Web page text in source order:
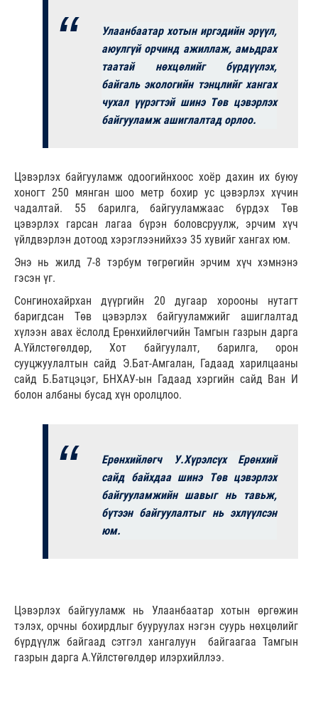
Улаанбаатар хотын иргэдийн эрүүл,
аюулгүй орчинд ажиллаж, амьдрах
таатай нөхцөлийг бүрдүүлэх,
байгаль экологийн тэнцлийг хангах
чухал үүрэгтэй шинэ Төв цэвэрлэх
байгууламж ашиглалтад орлоо.
Цэвэрлэх байгууламж одоогийнхоос хоёр дахин их буюу
хоногт 250 мянган шоо метр бохир ус цэвэрлэх хүчин
чадалтай. 55 барилга, байгууламжаас бүрдэх Төв
цэвэрлэх гарсан лагаа бүрэн боловсруулж, эрчим хүч
үйлдвэрлэн дотоод хэрэглээнийхээ 35 хувийг хангах юм.
Энэ нь жилд 7-8 тэрбум төгрөгийн эрчим хүч хэмнэнэ
гэсэн үг.
Сонгинохайрхан дүүргийн 20 дугаар хорооны нутагт
баригдсан Төв цэвэрлэх байгууламжийг ашиглалтад
хүлээн авах ёслолд Ерөнхийлөгчийн Тамгын газрын дарга
А.Үйлстөгөлдөр, Хот байгуулалт, барилга, орон
сууцжуулалтын сайд Э.Бат-Амгалан, Гадаад харилцааны
сайд Б.Батцэцэг, БНХАУ-ын Гадаад хэргийн сайд Ван И
болон албаны бусад хүн оролцлоо.
Ерөнхийлөгч У.Хүрэлсүх Ерөнхий
сайд байхдаа шинэ Төв цэвэрлэх
байгууламжийн шавыг нь тавьж,
бүтээн байгуулалтыг нь эхлүүлсэн
юм.
Цэвэрлэх байгууламж нь Улаанбаатар хотын өргөжин
тэлэх, орчны бохирдлыг бууруулах нэгэн суурь нөхцөлийг
бүрдүүлж байгаад сэтгэл хангалуун байгаагаа Тамгын
газрын дарга А.Үйлстөгөлдөр илэрхийллээ.